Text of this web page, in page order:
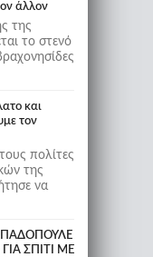
άλλον
της
το στενό
και
τον
πολίτες
της
να
ΣΠΙΤΙ ΜΕ